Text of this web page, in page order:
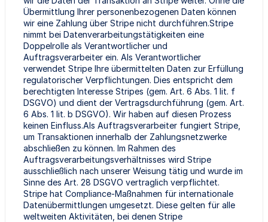
Übermittlung Ihrer personenbezogenen Daten können
wir eine Zahlung über Stripe nicht durchführen.Stripe
nimmt bei Datenverarbeitungstätigkeiten eine
Doppelrolle als Verantwortlicher und
Auftragsverarbeiter ein. Als Verantwortlicher
verwendet Stripe Ihre übermittelten Daten zur Erfüllung
regulatorischer Verpflichtungen. Dies entspricht dem
berechtigten Interesse Stripes (gem. Art. 6 Abs. 1 lit. f
DSGVO) und dient der Vertragsdurchführung (gem. Art.
6 Abs. 1 lit. b DSGVO). Wir haben auf diesen Prozess
keinen Einfluss.Als Auftragsverarbeiter fungiert Stripe,
um Transaktionen innerhalb der Zahlungsnetzwerke
abschließen zu können. Im Rahmen des
Auftragsverarbeitungsverhältnisses wird Stripe
ausschließlich nach unserer Weisung tätig und wurde im
Sinne des Art. 28 DSGVO vertraglich verpflichtet.
Stripe hat Compliance-Maßnahmen für internationale
Datenübermittlungen umgesetzt. Diese gelten für alle
weltweiten Aktivitäten, bei denen Stripe